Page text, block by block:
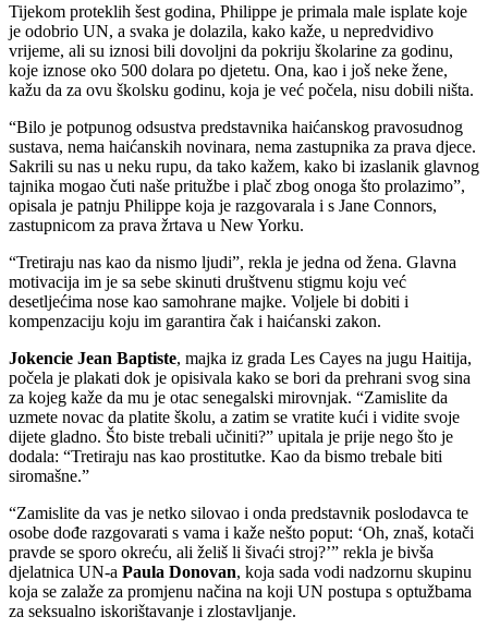
Tijekom proteklih šest godina, Philippe je primala male isplate koje
je odobrio UN, a svaka je dolazila, kako kaže, u nepredvidivo
vrijeme, ali su iznosi bili dovoljni da pokriju školarine za godinu,
koje iznose oko 500 dolara po djetetu. Ona, kao i još neke žene,
kažu da za ovu školsku godinu, koja je već počela, nisu dobili ništa.
“Bilo je potpunog odsustva predstavnika haićanskog pravosudnog
sustava, nema haićanskih novinara, nema zastupnika za prava djece.
Sakrili su nas u neku rupu, da tako kažem, kako bi izaslanik glavnog
tajnika mogao čuti naše pritužbe i plač zbog onoga što prolazimo”,
opisala je patnju Philippe koja je razgovarala i s Jane Connors,
zastupnicom za prava žrtava u New Yorku.
“Tretiraju nas kao da nismo ljudi”, rekla je jedna od žena. Glavna
motivacija im je sa sebe skinuti društvenu stigmu koju već
desetljećima nose kao samohrane majke. Voljele bi dobiti i
kompenzaciju koju im garantira čak i haićanski zakon.
Jokencie Jean Baptiste, majka iz grada Les Cayes na jugu Haitija,
počela je plakati dok je opisivala kako se bori da prehrani svog sina
za kojeg kaže da mu je otac senegalski mirovnjak. “Zamislite da
uzmete novac da platite školu, a zatim se vratite kući i vidite svoje
dijete gladno. Što biste trebali učiniti?” upitala je prije nego što je
dodala: “Tretiraju nas kao prostitutke. Kao da bismo trebale biti
siromašne.”
“Zamislite da vas je netko silovao i onda predstavnik poslodavca te
osobe dođe razgovarati s vama i kaže nešto poput: ‘Oh, znaš, kotači
pravde se sporo okreću, ali želiš li šivaći stroj?’” rekla je bivša
djelatnica UN-a Paula Donovan, koja sada vodi nadzornu skupinu
koja se zalaže za promjenu načina na koji UN postupa s optužbama
za seksualno iskorištavanje i zlostavljanje.